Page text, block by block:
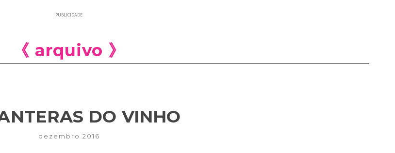
PUBLICIDADE
《 arquivo 》
DO VINHO
dezembro 2016